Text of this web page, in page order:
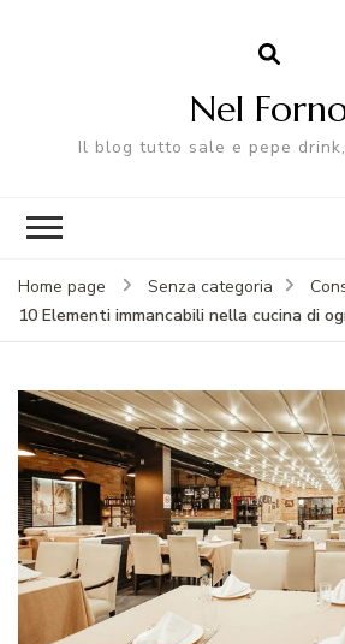
Nel
Il blog tutto sale e pepe
Home page Senza categoria
10 Elementi immancabili nella cucina di